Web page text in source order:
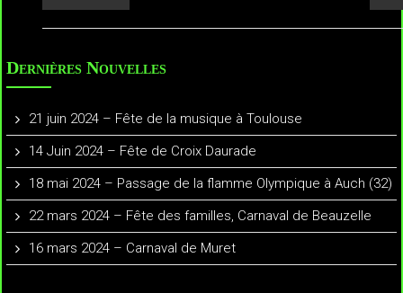
Dernières Nouvelles
21 juin 2024 – Fête de la musique à Toulouse
14 Juin 2024 – Fête de Croix Daurade
18 mai 2024 – Passage de la flamme Olympique à Auch (32)
22 mars 2024 – Fête des familles, Carnaval de Beauzelle
16 mars 2024 – Carnaval de Muret